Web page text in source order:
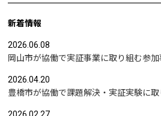
新着情報
2026.06.08
2026.04.20